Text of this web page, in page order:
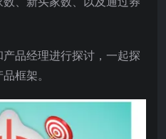
品经理进行探讨，一起探
框架。